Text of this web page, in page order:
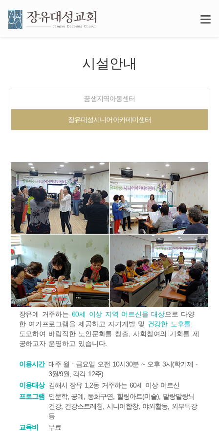
시설안내
꿈샘지역아동센터
장유대성시니어아카데미센터
장유에 거주하는 60세 이상 지역 어르신을 대상으로 다양
한 여가프로그램을 제공하고 자기계발 및 건강한 노후를
도모하여 바람직한 노인문화를 창출, 사회참여의 기회를 제
공하고자 운영하고 있습니다.
이용시간 매주 월ㆍ금요일 오전 10시30분 ~ 오후 3시(학기제 -
3월/9월, 각각 12주)
이용대상 김해시 장유 1,2동 거주하는 60세 이상 어르신
프로그램
인문학, 공예, 동화구연, 힐링아트(미술), 말랑말랑뇌
건강, 건강스트레칭, 시니어합창, 야외활동, 외부특강
등
교육비
무료